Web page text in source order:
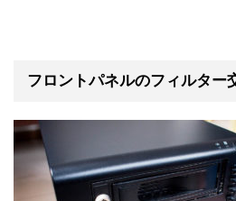
フロントパネルのフィルター